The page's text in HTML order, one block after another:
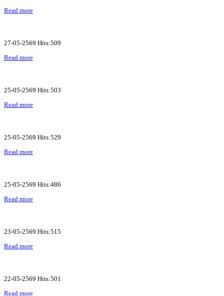
Read more
27-05-2569 Hits:509
Read more
25-05-2569 Hits:503
Read more
25-05-2569 Hits:529
Read more
25-05-2569 Hits:486
Read more
23-05-2569 Hits:515
Read more
22-05-2569 Hits:501
Read more